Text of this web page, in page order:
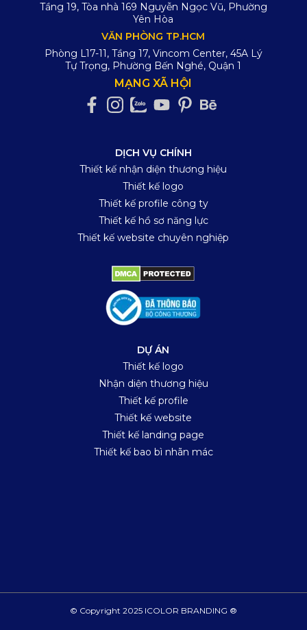
Tầng 19, Tòa nhà 169 Nguyễn Ngọc Vũ, Phường
Yên Hòa
VĂN PHÒNG TP.HCM
Phòng L17-11, Tầng 17, Vincom Center, 45A Lý
Tự Trọng, Phường Bến Nghé, Quận 1
MẠNG XÃ HỘI
DỊCH VỤ CHÍNH
Thiết kế nhận diện thương hiệu
Thiết kế logo
Thiết kế profile công ty
Thiết kế hồ sơ năng lực
Thiết kế website chuyên nghiệp
DỰ ÁN
Thiết kế logo
Nhận diện thương hiệu
Thiết kế profile
Thiết kế website
Thiết kế landing page
Thiết kế bao bì nhãn mác
© Copyright 2025 ICOLOR BRANDING ®